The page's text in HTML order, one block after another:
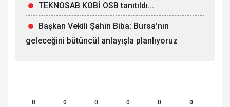
TEKNOSAB KOBİ OSB tanıtıldı...
Başkan Vekili Şahin Biba: Bursa’nın
geleceğini bütüncül anlayışla planlıyoruz
0 0 0 0 0 0